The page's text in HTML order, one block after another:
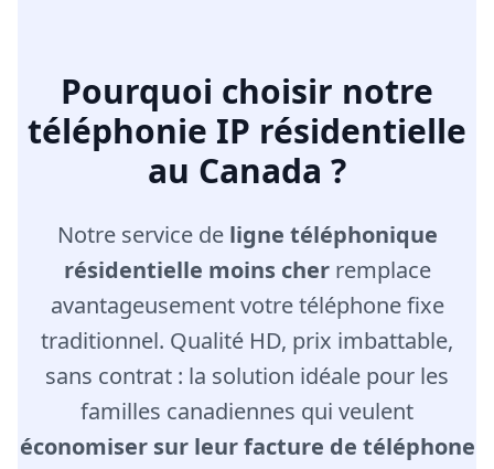
Pourquoi choisir notre
téléphonie IP résidentielle
au Canada ?
Notre service de ligne téléphonique
résidentielle moins cherremplace
avantageusement votre téléphone fixe
traditionnel. Qualité HD, prix imbattable,
sans contrat : la solution idéale pour les
familles canadiennes qui veulent
économiser sur leur facture de téléphone